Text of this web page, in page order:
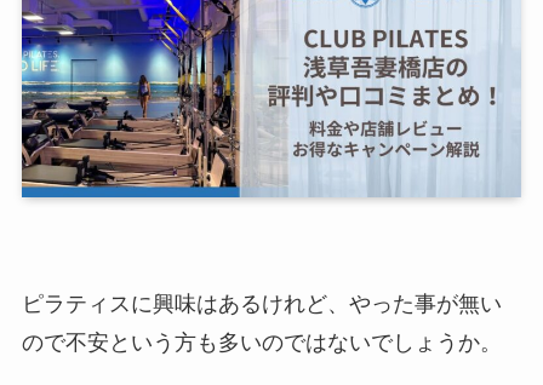
ピラティスに興味はあるけれど、やった事が無い
ので不安という方も多いのではないでしょうか。